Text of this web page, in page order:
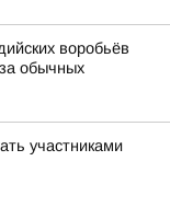
воробьёв
обычных
участниками